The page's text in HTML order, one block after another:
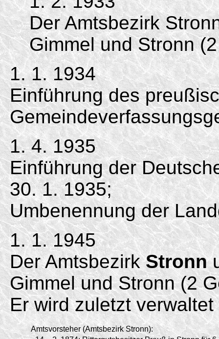
Der Amtsbezirk
Gimmel und Stronn
1. 1. 1934
Einführung des
1. 4. 1935
Einführung der
30. 1. 1935;
Umbenennung der
1. 1. 1945
Der AmtsbezirkStronn
Gimmel und Stronn (2
Er wird zuletzt
Amtsvorsteher (Amtsbezirk Stronn):